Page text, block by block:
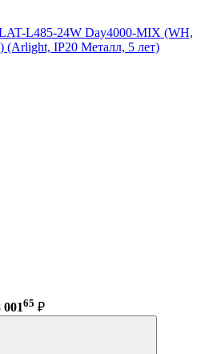
L485-24W Day4000-MIX (WH,
(Arlight, IP20 Металл, 5 лет)
00165 ₽